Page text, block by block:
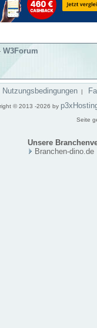
W3Forum
Nutzungsbedingungen |
© 2013 -2026 by
Seite
Unsere
Branchen-dino.de